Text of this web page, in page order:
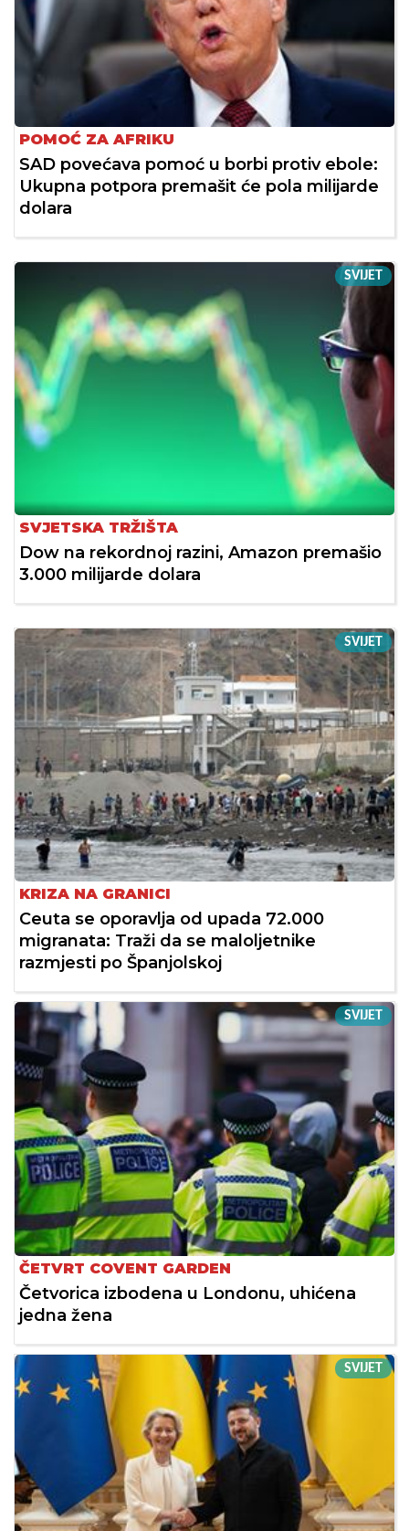
POMOĆ ZA AFRIKU
SAD povećava pomoć u borbi protiv ebole:
Ukupna potpora premašit će pola milijarde
dolara
SVIJET
SVJETSKA TRŽIŠTA
Dow na rekordnoj razini, Amazon premašio
3.000 milijarde dolara
SVIJET
KRIZA NA GRANICI
Ceuta se oporavlja od upada 72.000
migranata: Traži da se maloljetnike
razmjesti po Španjolskoj
SVIJET
ČETVRT COVENT GARDEN
Četvorica izbodena u Londonu, uhićena
jedna žena
SVIJET